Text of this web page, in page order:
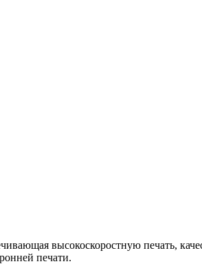
высокоскоростную печать,
печати.